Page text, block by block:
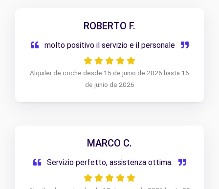
ROBERTO F.
molto positivo il servizio e il personale
Alquiler de coche desde 15 de junio de 2026 hasta 16
de junio de 2026
MARCO C.
Servizio perfetto, assistenza ottima.